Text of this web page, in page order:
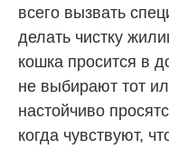
всего вызвать
делать чистку
кошка просится в
не выбирают тот
настойчиво
когда чувствуют,